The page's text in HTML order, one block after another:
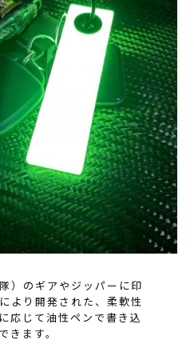
）のギアやジッパーに印
より開発された、柔軟性
応じて油性ペンで書き込
きます。